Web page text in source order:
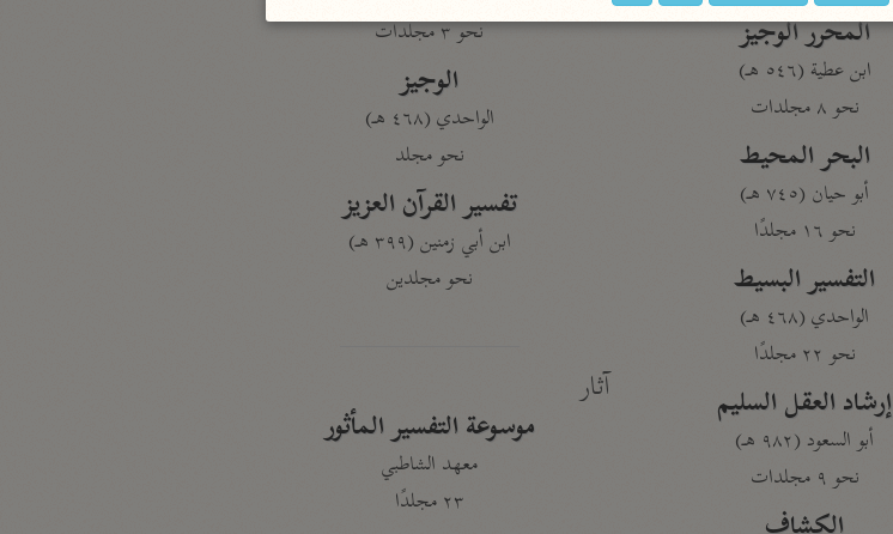
المحرر الوجيز
ابن عطية (٥٤٦ هـ)
نحو ٨ مجلدات
البحر المحيط
أبو حيان (٧٤٥ هـ)
نحو ١٦ مجلدًا
التفسير البسيط
الواحدي (٤٦٨ هـ)
نحو ٢٢ مجلدًا
إرشاد العقل السليم
أبو السعود (٩٨٢ هـ)
نحو ٩ مجلدات
نحو ٣ مجلدات
الوجيز
الواحدي (٤٦٨ هـ)
نحو مجلد
تفسير القرآن العزيز
ابن أبي زمنين (٣٩٩ هـ)
نحو مجلدين
آثار
موسوعة التفسير المأثور
معهد الشاطبي
٢٣ مجلدًا